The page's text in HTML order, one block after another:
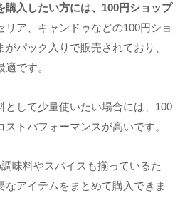
購入したい方には、100円ショップ
リア、キャンドゥなどの100円ショ
パック入りで販売されており、
です。
として少量使いたい場合には、100
トパフォーマンスが高いです。
味料やスパイスも揃っているた
アイテムをまとめて購入できま